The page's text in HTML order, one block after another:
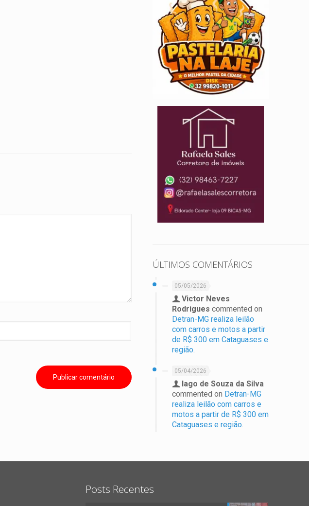
ÚLTIMOS COMENTÁRIOS
05/05/2026
Victor Neves
Rodrigues commented on
Detran-MG realiza leilão
com carros e motos a partir
de R$ 300 em Cataguases e
região.
05/04/2026
Iago de Souza da Silva
commented on Detran-MG
realiza leilão com carros e
motos a partir de R$ 300 em
Cataguases e região.
Posts Recentes